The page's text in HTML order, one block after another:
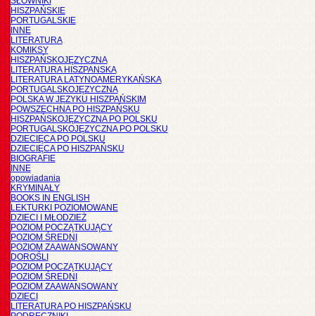
HISZPAŃSKIE
PORTUGALSKIE
INNE
LITERATURA
KOMIKSY
HISZPAŃSKOJĘZYCZNA
LITERATURA HISZPANSKA
LITERATURA LATYNOAMERYKAŃSKA
PORTUGALSKOJĘZYCZNA
POLSKA W JĘZYKU HISZPAŃSKIM
POWSZECHNA PO HISZPAŃSKU
HISZPAŃSKOJĘZYCZNA PO POLSKU
PORTUGALSKOJĘZYCZNA PO POLSKU
DZIECIĘCA PO POLSKU
DZIECIĘCA PO HISZPAŃSKU
BIOGRAFIE
INNE
opowiadania
KRYMINAŁY
BOOKS IN ENGLISH
LEKTURKI POZIOMOWANE
DZIECI I MŁODZIEŻ
POZIOM POCZĄTKUJĄCY
POZIOM ŚREDNI
POZIOM ZAAWANSOWANY
DOROŚLI
POZIOM POCZĄTKUJĄCY
POZIOM ŚREDNI
POZIOM ZAAWANSOWANY
DZIECI
LITERATURA PO HISZPAŃSKU